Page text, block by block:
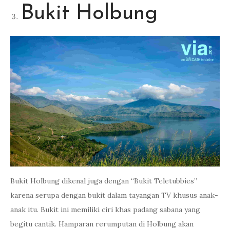
Bukit Holbung
Bukit Holbung dikenal juga dengan “Bukit Teletubbies”
karena serupa dengan bukit dalam tayangan TV khusus anak-
anak itu. Bukit ini memiliki ciri khas padang sabana yang
begitu cantik. Hamparan rerumputan di Holbung akan